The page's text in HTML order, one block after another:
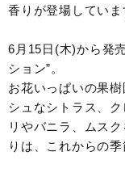
香りが登場していま
6月15日(木)から発
ション”。
お花いっぱいの果
シュなシトラス、
リやバニラ、ムス
りは、これからの季